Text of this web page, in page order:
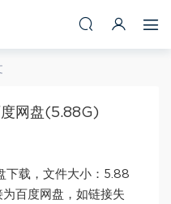
网盘(5.88G)
下载，文件大小：5.88
百度网盘，如链接失